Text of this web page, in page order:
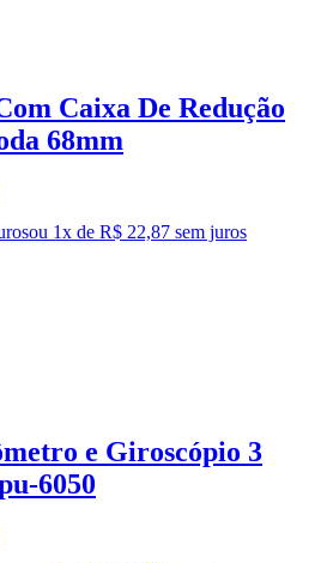
Caixa De Redução
68mm
ou 1x de R$ 22,87 sem juros
e Giroscópio 3
6050